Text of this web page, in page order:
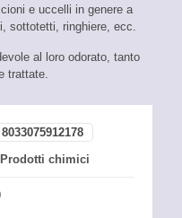
e uccelli in genere a
sottotetti, ringhiere, ecc.
al loro odorato, tanto
trattate.
8033075912178
Prodotti chimici